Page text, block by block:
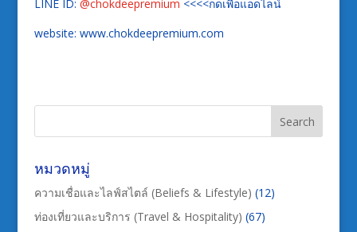
LINE ID: @chokdeepremium <<<<กดเพื่อแอดไลน์
website: www.chokdeepremium.com
หมวดหมู่
ความเชื่อและไลฟ์สไตล์ (Beliefs & Lifestyle) (12)
ท่องเที่ยวและบริการ (Travel & Hospitality) (67)